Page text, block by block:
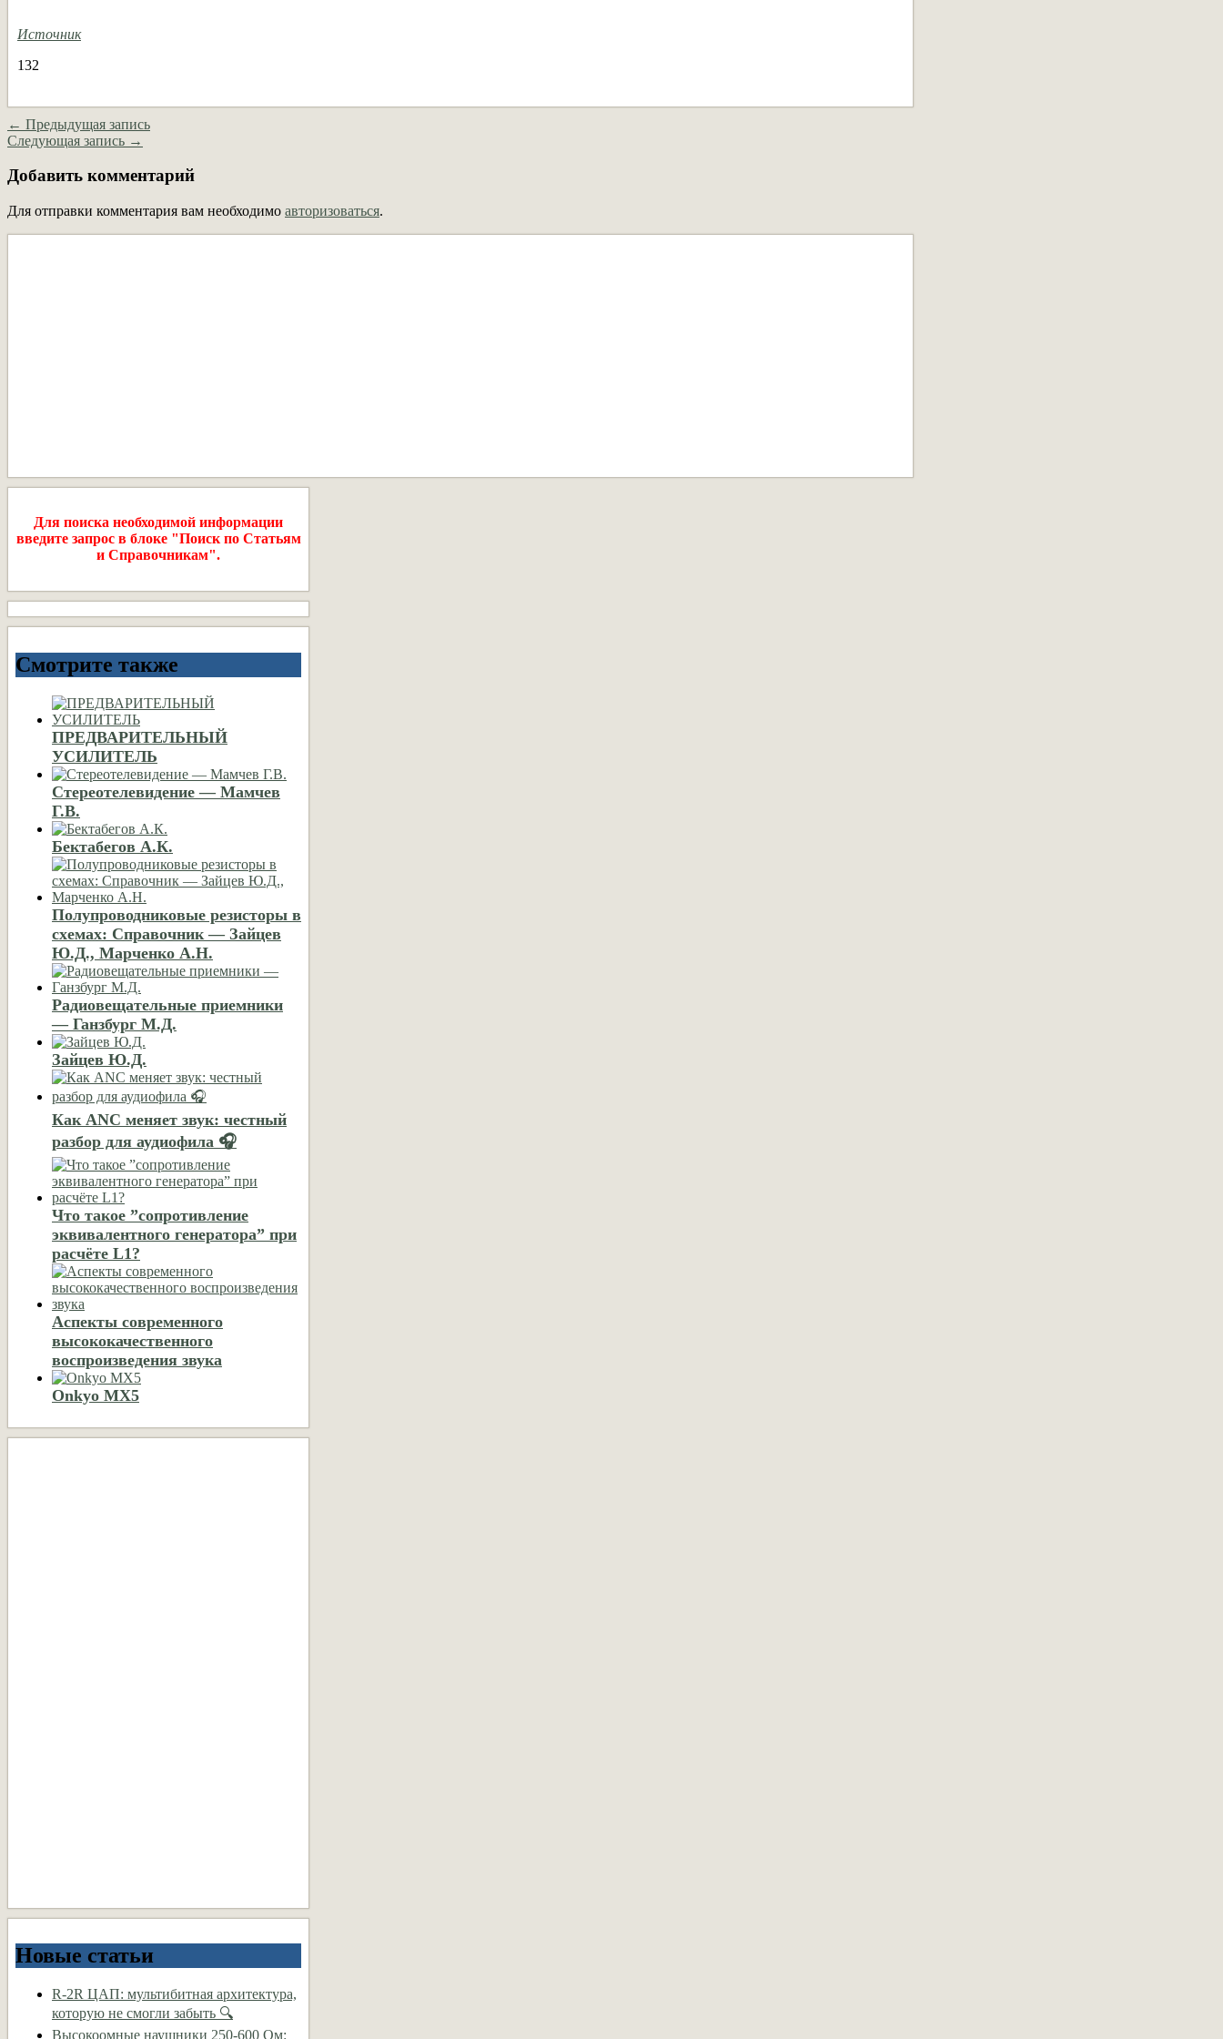
Источник
132
← Предыдущая запись
Следующая запись →
Добавить комментарий
Для отправки комментария вам необходимо авторизоваться.
Для поиска необходимой информации
введите запрос в блоке "Поиск по Статьям
и Справочникам".
Смотрите также
ПРЕДВАРИТЕЛЬНЫЙ
УСИЛИТЕЛЬ
Стереотелевидение — Мамчев
Г.В.
Бектабегов А.К.
Полупроводниковые резисторы в
схемах: Справочник — Зайцев
Ю.Д., Марченко А.Н.
Радиовещательные приемники
— Ганзбург М.Д.
Зайцев Ю.Д.
Как ANC меняет звук: честный
разбор для аудиофила 🎧
Что такое ”сопротивление
эквивалентного генератора” при
расчёте L1?
Аспекты современного
высококачественного
воспроизведения звука
Onkyo MX5
Новые статьи
R-2R ЦАП: мультибитная архитектура,
которую не смогли забыть 🔍
Высокоомные наушники 250-600 Ом: